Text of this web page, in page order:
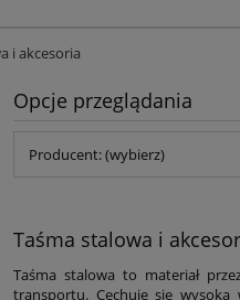
i akcesoria
Opcje przeglądania
Producent: (wybierz)
Taśma stalowa i
Taśma stalowa to materiał
transportu. Cechuje się wysoką